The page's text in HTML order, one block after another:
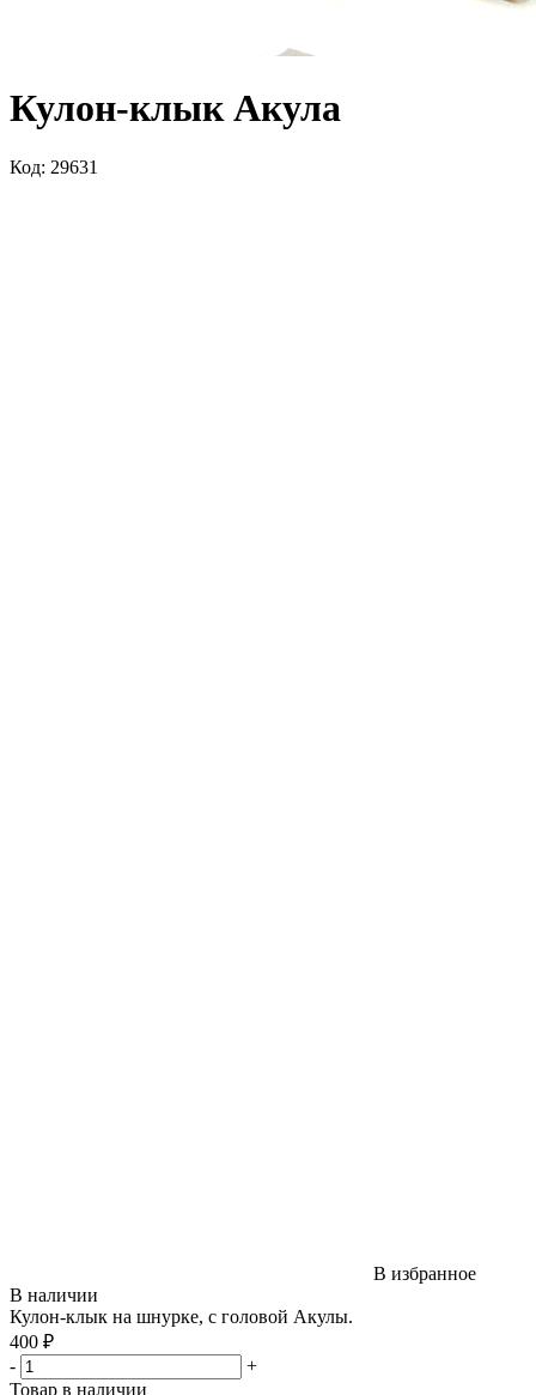
Кулон-клык Акула
Код: 29631
В избранное
В наличии
Кулон-клык на шнурке, с головой Акулы.
400 ₽
-
+
Товар в наличии